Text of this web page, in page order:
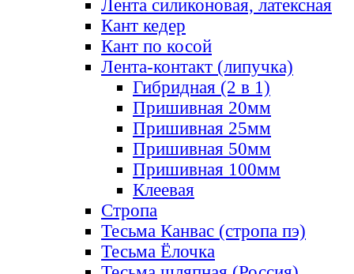
Лента силиконовая, латексная
Кант кедер
Кант по косой
Лента-контакт (липучка)
Гибридная (2 в 1)
Пришивная 20мм
Пришивная 25мм
Пришивная 50мм
Пришивная 100мм
Клеевая
Стропа
Тесьма Канвас (стропа пэ)
Тесьма Ёлочка